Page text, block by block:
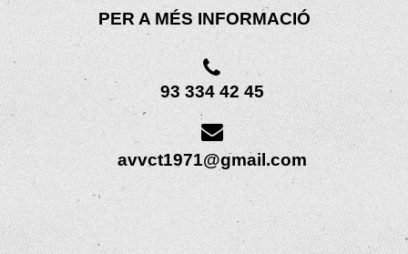
PER A MÉS INFORMACIÓ
93 334 42 45
avvct1971@gmail.com